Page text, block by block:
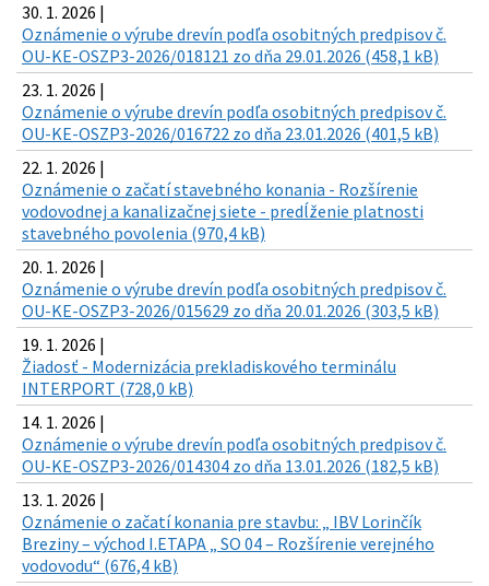
30. 1. 2026 |
Oznámenie o výrube drevín podľa osobitných predpisov č.
OU-KE-OSZP3-2026/018121 zo dňa 29.01.2026 (458,1 kB)
23. 1. 2026 |
Oznámenie o výrube drevín podľa osobitných predpisov č.
OU-KE-OSZP3-2026/016722 zo dňa 23.01.2026 (401,5 kB)
22. 1. 2026 |
Oznámenie o začatí stavebného konania - Rozšírenie
vodovodnej a kanalizačnej siete - predĺženie platnosti
stavebného povolenia (970,4 kB)
20. 1. 2026 |
Oznámenie o výrube drevín podľa osobitných predpisov č.
OU-KE-OSZP3-2026/015629 zo dňa 20.01.2026 (303,5 kB)
19. 1. 2026 |
Žiadosť - Modernizácia prekladiskového terminálu
INTERPORT (728,0 kB)
14. 1. 2026 |
Oznámenie o výrube drevín podľa osobitných predpisov č.
OU-KE-OSZP3-2026/014304 zo dňa 13.01.2026 (182,5 kB)
13. 1. 2026 |
Oznámenie o začatí konania pre stavbu: „ IBV Lorinčík
Breziny – východ I.ETAPA „ SO 04 – Rozšírenie verejného
vodovodu“ (676,4 kB)